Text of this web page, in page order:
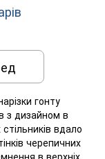
гонту
з дизайном в
вдало
черепичних
в верхніх